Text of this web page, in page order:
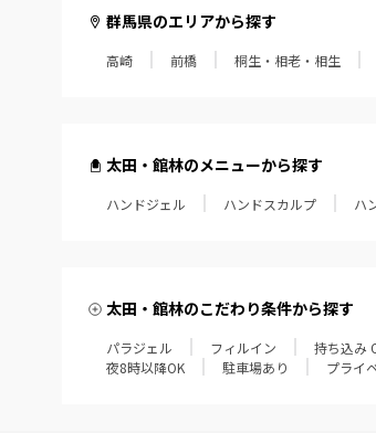
群馬県のエリアから探す
高崎 前橋 桐生・相老・相生
太田・館林のメニューから探す
ハンドジェル ハンドスカルプ ハ
太田・館林のこだわり条件から探す
パラジェル フィルイン 持ち込み
夜8時以降OK
駐車場あり プライ